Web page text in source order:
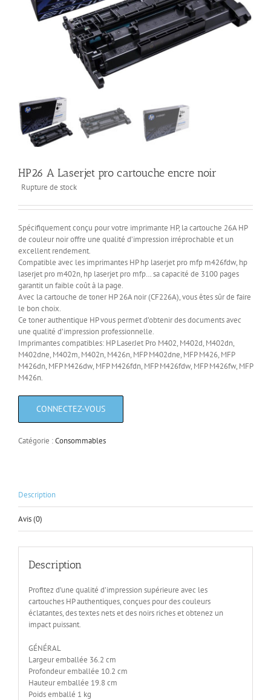
HP26 A Laserjet pro cartouche encre noir
Rupture de stock
Spécifiquement conçu pour votre imprimante HP, la cartouche 26A HP
de couleur noir offre une qualité d’impression irréprochable et un
excellent rendement.
Compatible avec les imprimantes HP hp laserjet pro mfp m426fdw, hp
laserjet pro m402n, hp laserjet pro mfp… sa capacité de 3100 pages
garantit un faible coût à la page.
Avec la cartouche de toner HP 26A noir (CF226A), vous êtes sûr de faire
le bon choix.
Ce toner authentique HP vous permet d’obtenir des documents avec
une qualité d’impression professionnelle.
Imprimantes compatibles: HP LaserJet Pro M402, M402d, M402dn,
M402dne, M402m, M402n, M426n, MFP M402dne, MFP M426, MFP
M426dn, MFP M426dw, MFP M426fdn, MFP M426fdw, MFP M426fw, MFP
M426n.
Catégorie :Consommables
Description
Avis (0)
Description
Profitez d’une qualité d’impression supérieure avec les
cartouches HP authentiques, conçues pour des couleurs
éclatantes, des textes nets et des noirs riches et obtenez un
impact puissant.
GÉNÉRAL
Largeur emballée 36.2 cm
Profondeur emballée 10.2 cm
Hauteur emballée 19.8 cm
Poids emballé 1 kg